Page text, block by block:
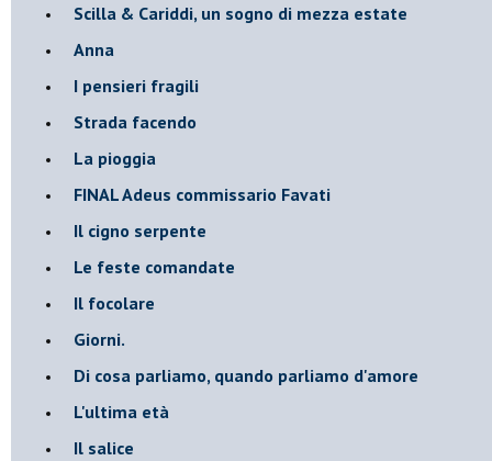
​Scilla & Cariddi, un sogno di mezza estate
Anna
I pensieri fragili
Strada facendo
La pioggia
FINAL Adeus commissario Favati
Il cigno serpente
Le feste comandate
Il focolare
Giorni.
Di cosa parliamo, quando parliamo d'amore
L'ultima età
Il salice